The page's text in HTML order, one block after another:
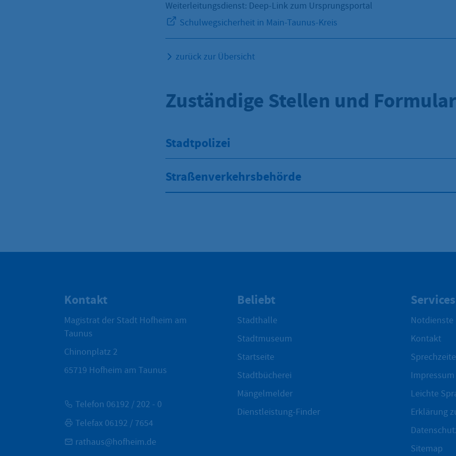
Weiterleitungsdienst: Deep-Link zum Ursprungsportal
Schulwegsicherheit in Main-Taunus-Kreis
zurück zur Übersicht
Zuständige Stellen und
Stadtpolizei
Straßenverkehrsbehörde
Kontakt
Magistrat der Stadt Hofheim am
Taunus
Chinonplatz 2
65719 Hofheim am Taunus
Telefon 06192 / 202 - 0
Telefax 06192 / 7654
rathaus@hofheim.de
Beliebt
Stadthalle
Stadtmuseum
Startseite
Stadtbücherei
Mängelmelder
Dienstleistung-Finder
Services
Notdienste
Kontakt
Impressum
Leichte
Erklärung
Sitemap